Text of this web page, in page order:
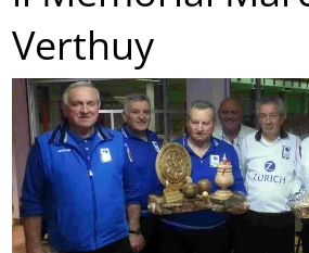
Verthuy